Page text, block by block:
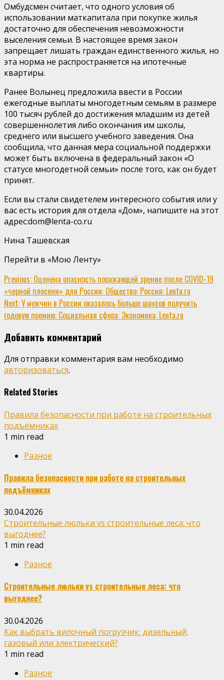
Омбудсмен считает, что одного условия об
использовании маткапитала при покупке жилья
достаточно для обеспечения невозможности
выселения семьи. В настоящее время закон
запрещает лишать граждан единственного жилья, но
эта норма не распространяется на ипотечные
квартиры.
Ранее Волынец предложила ввести в России
ежегодные выплаты многодетным семьям в размере
100 тысяч рублей до достижения младшим из детей
совершеннолетия либо окончания им школы,
среднего или высшего учебного заведения. Она
сообщила, что данная мера социальной поддержки
может быть включена в федеральный закон «О
статусе многодетной семьи» после того, как он будет
принят.
Если вы стали свидетелем интересного события или у
вас есть история для отдела «Дом», напишите на этот
адрес:dom@lenta-co.ru
Нина Ташевская
Перейти в «Мою Ленту»
Continue
Reading
Previous: Оценена опасность поражающей зрение после COVID-19
«черной плесени» для России: Общество: Россия: Lenta.ru
Next:У мужчин в России оказалось больше шансов получить
годовую премию: Социальная сфера: Экономика: Lenta.ru
Добавить комментарий
Для отправки комментария вам необходимо
авторизоваться.
Related Stories
Правила безопасности при работе на строительных
подъёмниках
1 min read
Разное
Правила безопасности при работе на строительных
подъёмниках
30.04.2026
Строительные люльки vs строительные леса: что
выгоднее?
1 min read
Разное
Строительные люльки vs строительные леса: что
выгоднее?
30.04.2026
Как выбрать вилочный погрузчик: дизельный,
газовый или электрический?
1 min read
Разное